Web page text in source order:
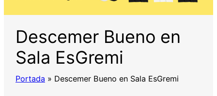
Descemer Bueno en
Sala EsGremi
Portada » Descemer Bueno en Sala EsGremi